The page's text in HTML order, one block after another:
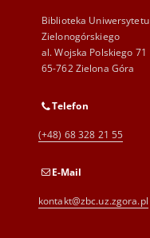
Biblioteka Uniwersytetu
Zielonogórskiego
al. Wojska Polskiego 71
65-762 Zielona Góra
Telefon
(+48) 68 328 21 55
E-Mail
kontakt@zbc.uz.zgora.pl